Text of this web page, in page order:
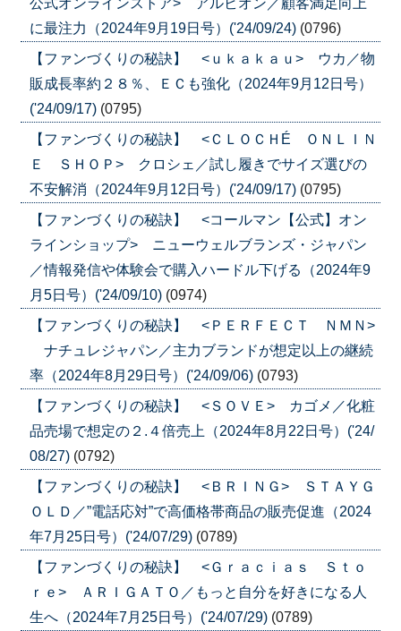
に最注力（2024年9月19日号）('24/09/24) (0796)
【ファンづくりの秘訣】 <ｕｋａｋａｕ> ウカ／物
販成長率約２８％、ＥＣも強化（2024年9月12日号）
('24/09/17) (0795)
【ファンづくりの秘訣】 <ＣＬＯＣＨÉ ＯＮＬＩＮ
Ｅ ＳＨＯＰ> クロシェ／試し履きでサイズ選びの
不安解消（2024年9月12日号）('24/09/17) (0795)
【ファンづくりの秘訣】 <コールマン【公式】オン
ラインショップ> ニューウェルブランズ・ジャパン
／情報発信や体験会で購入ハードル下げる（2024年9
月5日号）('24/09/10) (0974)
【ファンづくりの秘訣】 <ＰＥＲＦＥＣＴ ＮＭＮ>
ナチュレジャパン／主力ブランドが想定以上の継続
率（2024年8月29日号）('24/09/06) (0793)
【ファンづくりの秘訣】 <ＳＯＶＥ> カゴメ／化粧
品売場で想定の２.４倍売上（2024年8月22日号）('24/
08/27) (0792)
【ファンづくりの秘訣】 <ＢＲＩＮＧ> ＳＴＡＹＧ
ＯＬＤ／”電話応対”で高価格帯商品の販売促進（2024
年7月25日号）('24/07/29) (0789)
【ファンづくりの秘訣】 <Ｇｒａｃｉａｓ Ｓｔｏ
ｒｅ> ＡＲＩＧＡＴＯ／もっと自分を好きになる人
生へ（2024年7月25日号）('24/07/29) (0789)